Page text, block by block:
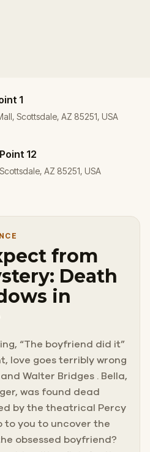
1
Scottsdale, AZ 85251, USA
Point 12
AZ 85251, USA
from
Death
in
“The boyfriend did it”
love goes terribly wrong
Walter Bridges . Bella,
was found dead
by the theatrical Percy
to you to uncover the
obsessed boyfriend?